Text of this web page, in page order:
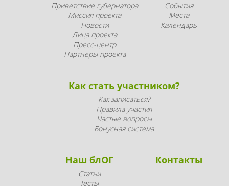
Приветствие губернатора
Миссия проекта
Новости
Лица проекта
Пресс-центр
Партнеры проекта
События
Места
Календарь
Как стать участником?
Как записаться?
Правила участия
Частые вопросы
Бонусная система
Наш блОГ
Статьи
Тесты
Контакты